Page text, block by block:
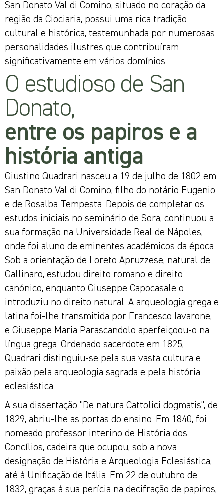
San Donato Val di Comino, situado no coração da
região da Ciociaria, possui uma rica tradição
cultural e histórica, testemunhada por numerosas
personalidades ilustres que contribuíram
significativamente em vários domínios.
O estudioso de San
Donato,
entre os papiros e a
história antiga
Giustino Quadrari nasceu a 19 de julho de 1802 em
San Donato Val di Comino, filho do notário Eugenio
e de Rosalba Tempesta. Depois de completar os
estudos iniciais no seminário de Sora, continuou a
sua formação na Universidade Real de Nápoles,
onde foi aluno de eminentes académicos da época.
Sob a orientação de Loreto Apruzzese, natural de
Gallinaro, estudou direito romano e direito
canónico, enquanto Giuseppe Capocasale o
introduziu no direito natural. A arqueologia grega e
latina foi-lhe transmitida por Francesco Iavarone,
e Giuseppe Maria Parascandolo aperfeiçoou-o na
língua grega. Ordenado sacerdote em 1825,
Quadrari distinguiu-se pela sua vasta cultura e
paixão pela arqueologia sagrada e pela história
eclesiástica.
A sua dissertação "De natura Cattolici dogmatis", de
1829, abriu-lhe as portas do ensino. Em 1840, foi
nomeado professor interino de História dos
Concílios, cadeira que ocupou, sob a nova
designação de História e Arqueologia Eclesiástica,
até à Unificação de Itália. Em 22 de outubro de
1832, graças à sua perícia na decifração de papiros,